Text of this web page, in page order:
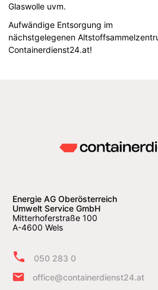
Glaswolle uvm.
Aufwändige Entsorgung im
nächstgelegenen
Containerdienst24.at!
Energie AG Oberösterreich
Umwelt Service GmbH
Mitterhoferstraße 100
A-4600 Wels
050 283 0
office@containerdienst24.at